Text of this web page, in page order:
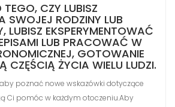
TEGO, CZY LUBISZ
SWOJEJ RODZINY LUB
LUBISZ EKSPERYMENTOWAĆ
LUB PRACOWAĆ W
GOTOWANIE
CZĘŚCIĄ ŻYCIA WIELU LUDZI.
aby poznać nowe wskazówki dotyczące
Ci pomóc w każdym otoczeniu.Aby